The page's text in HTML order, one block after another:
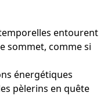
entourent
sommet, comme si
énergétiques
pèlerins en quête